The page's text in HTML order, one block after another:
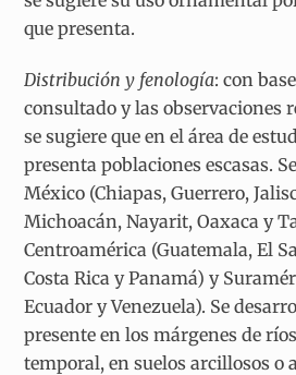
que presenta.
Distribución y fenología: con
consultado y las observaciones
se sugiere que en el área de
presenta poblaciones escasas.
México (Chiapas, Guerrero,
Michoacán, Nayarit, Oaxaca y
Centroamérica (Guatemala, El
Costa Rica y Panamá) y
Ecuador y Venezuela). Se
presente en los márgenes de
temporal, en suelos arcillosos o